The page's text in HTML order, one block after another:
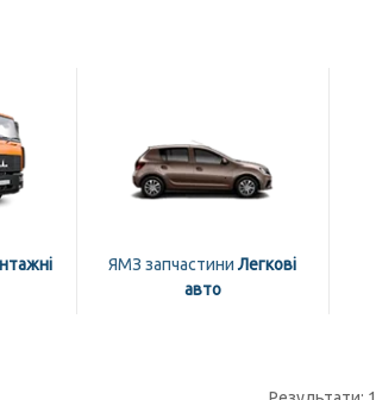
ЯМЗ запчастини Легкові
авто